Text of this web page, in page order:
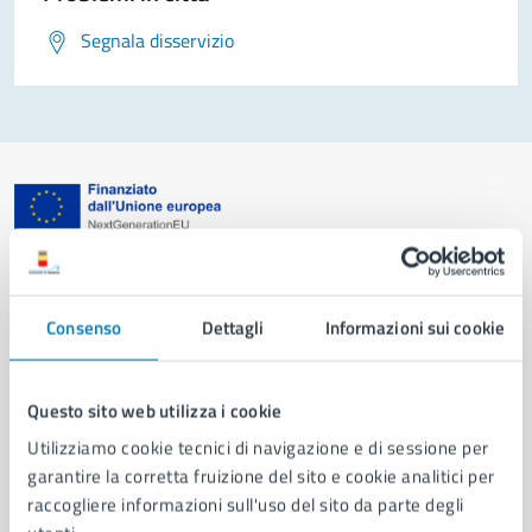
Consenso Dettagli Informazioni sui cookie
Questo sito web utilizza i cookie
Utilizziamo cookie tecnici di navigazione e di sessione per
garantire la corretta fruizione del sito e cookie analitici per
raccogliere informazioni sull'uso del sito da parte degli
Segnala disservizio
Organi di governo
Municipalità
Uffici
Enti e fondazioni
Politici